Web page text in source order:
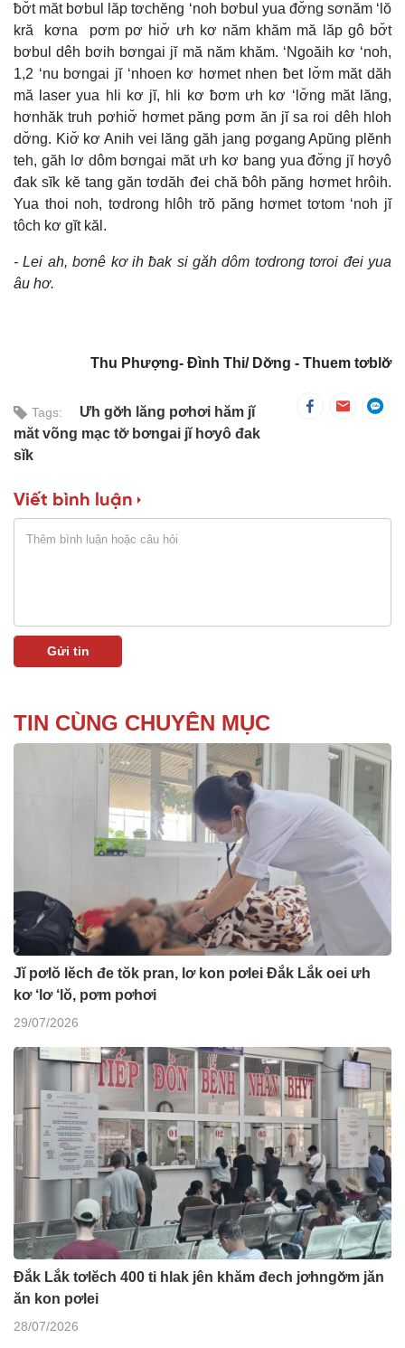
ƀơ̆t măt bơbul lăp tơchĕng ‘noh bơbul yua đơ̆ng sơnăm ‘lŏ
kră kơna pơm pơ hiơ̆ ưh kơ năm khăm mă lăp gô bơ̆t
bơbul dêh bơih bơngai jĭ mă năm khăm. ‘Ngoăih kơ ‘noh,
1,2 ‘nu bơngai jĭ ‘nhoen kơ hơmet nhen ƀet lơ̆m măt dăh
mă laser yua hli kơ jĭ, hli kơ ƀơm ưh kơ ‘lơ̆ng măt lăng,
hơnhăk truh pơhiơ̆ hơmet păng pơm ăn jĭ sa roi dêh hloh
dơ̆ng. Kiơ̆ kơ Anih vei lăng găh jang pơgang Apŭng plĕnh
teh, găh lơ dôm bơngai măt ưh kơ bang yua đơ̆ng jĭ hơyô
đak sĭk kĕ tang găn tơdăh đei chă ƀôh păng hơmet hrôih.
Yua thoi noh, tơdrong hlôh trŏ păng hơmet tơtom ‘noh jĭ
tôch kơ gĭt kăl.
- Lei ah, bơnê kơ ih ƀak si găh dôm tơdrong tơroi đei yua
âu hơ.
Thu Phượng- Đình Thi/ Dơ̆ng - Thuem tơblơ̆
Tags:
Ưh gơ̆h lăng pơhơi hăm jĭ
măt võng mạc tơ̆ bơngai jĭ hơyô đak
sĭk
Viết bình luận
TIN CÙNG CHUYÊN MỤC
Jĭ pơlŏ lĕch đe tŏk pran, lơ kon pơlei Đắk Lắk oei ưh
kơ ‘lơ ‘lŏ, pơm pơhơi
29/07/2026
Đắk Lắk tơlĕch 400 ti hlak jên khăm đech jơhngơ̆m jăn
ăn kon pơlei
28/07/2026